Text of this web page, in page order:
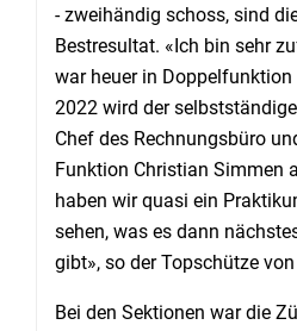
- zweihändig schoss, sind
Bestresultat. «Ich bin sehr
war heuer in
2022 wird der
Chef des Rechnungsbüro
Funktion Christian Simmen
haben wir quasi ein
sehen, was es dann
gibt», so der Topschütze
Bei den Sektionen war die